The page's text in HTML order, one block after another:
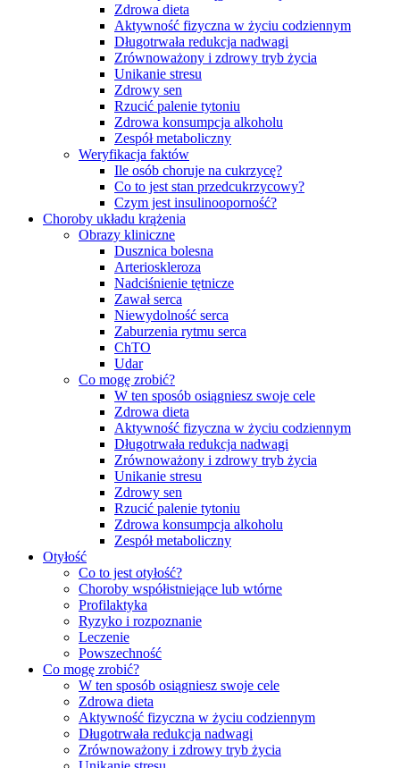
Zdrowa dieta
Aktywność fizyczna w życiu codziennym
Długotrwała redukcja nadwagi
Zrównoważony i zdrowy tryb życia
Unikanie stresu
Zdrowy sen
Rzucić palenie tytoniu
Zdrowa konsumpcja alkoholu
Zespół metaboliczny
Weryfikacja faktów
Ile osób choruje na cukrzycę?
Co to jest stan przedcukrzycowy?
Czym jest insulinooporność?
Choroby układu krążenia
Obrazy kliniczne
Dusznica bolesna
Arterioskleroza
Nadciśnienie tętnicze
Zawał serca
Niewydolność serca
Zaburzenia rytmu serca
ChTO
Udar
Co mogę zrobić?
W ten sposób osiągniesz swoje cele
Zdrowa dieta
Aktywność fizyczna w życiu codziennym
Długotrwała redukcja nadwagi
Zrównoważony i zdrowy tryb życia
Unikanie stresu
Zdrowy sen
Rzucić palenie tytoniu
Zdrowa konsumpcja alkoholu
Zespół metaboliczny
Otyłość
Co to jest otyłość?
Choroby współistniejące lub wtórne
Profilaktyka
Ryzyko i rozpoznanie
Leczenie
Powszechność
Co mogę zrobić?
W ten sposób osiągniesz swoje cele
Zdrowa dieta
Aktywność fizyczna w życiu codziennym
Długotrwała redukcja nadwagi
Zrównoważony i zdrowy tryb życia